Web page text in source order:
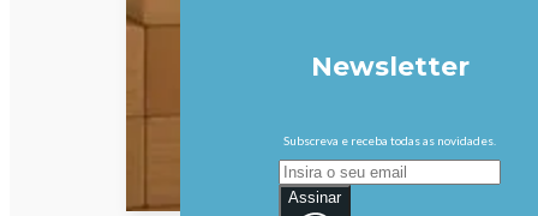
Newsletter
Subscreva e receba todas as novidades.
Assinar